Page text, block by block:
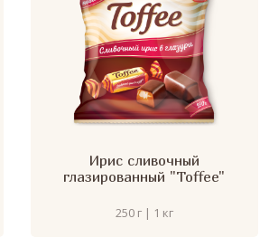
Ирис сливочный
глазированный "Toffee"
250 г | 1 кг